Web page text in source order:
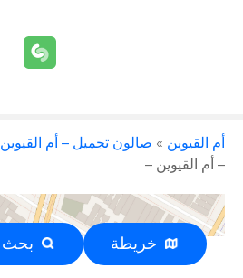
أم القيوين » صالون تجميل – أم القيوين
– أم القيوين –
خريطة بحثإعلان